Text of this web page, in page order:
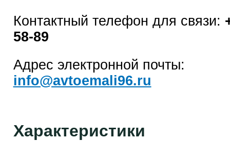
Контактный телефон для связи:
58-89
Адрес электронной почты:
info@avtoemali96.ru
Характеристики